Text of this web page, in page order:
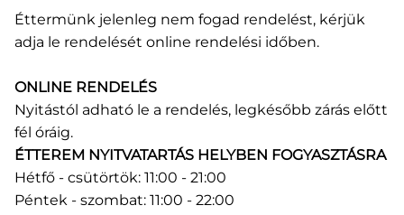
PRODUCTS
Szent András Ogre csapolt (5,6%) 1 liter
2 200Ft
Éttermünk jelenleg nem fogad rendelést, kérjük
adja le rendelését online rendelési időben.
ONLINE RENDELÉS
Nyitástól adható le a rendelés, legkésőbb zárás előtt
fél óráig.
ÉTTEREM NYITVATARTÁS HELYBEN FOGYASZTÁSRA
Hétfő - csütörtök: 11:00 - 21:00
Péntek - szombat: 11:00 - 22:00